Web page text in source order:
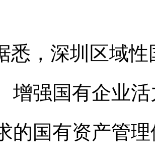
深圳区域性
增强国有企业
的国有资产管